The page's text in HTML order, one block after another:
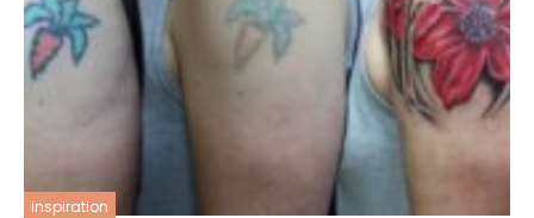
inspiration